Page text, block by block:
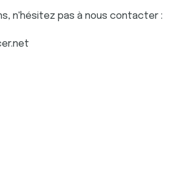
n'hésitez pas à nous contacter :